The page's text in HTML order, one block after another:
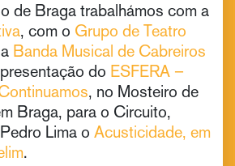
de Braga trabalhámos com a
, com o Grupo de Teatro
Banda Musical de Cabreiros
do ESFERA –
, no Mosteiro de
Braga, para o Circuito,
Lima o Acusticidade, em
.